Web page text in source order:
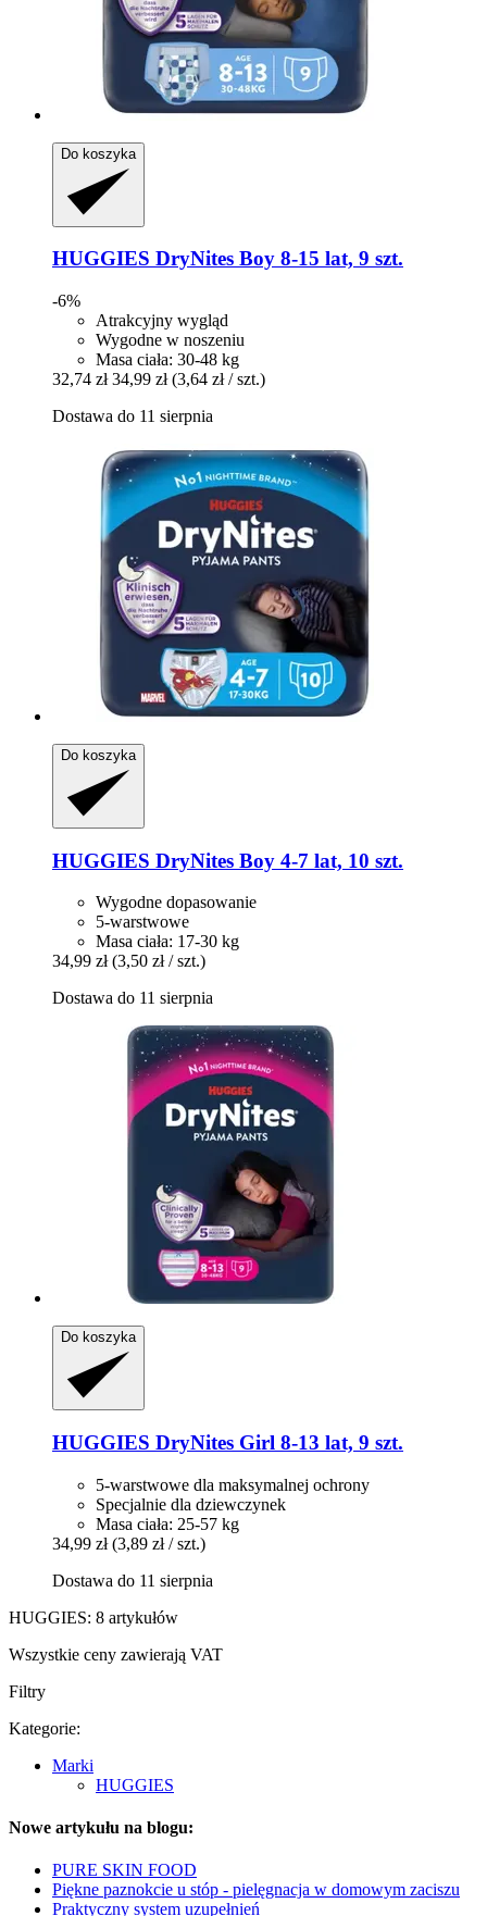
Do koszyka
HUGGIES DryNites Boy 8-​15 lat, 9 szt.
-6%
Atrakcyjny wygląd
Wygodne w noszeniu
Masa ciała: 30-48 kg
32,74 zł 34,99 zł (3,64 zł / szt.)
Dostawa do 11 sierpnia
Do koszyka
HUGGIES DryNites Boy 4-​7 lat, 10 szt.
Wygodne dopasowanie
5-warstwowe
Masa ciała: 17-30 kg
34,99 zł (3,50 zł / szt.)
Dostawa do 11 sierpnia
Do koszyka
HUGGIES DryNites Girl 8-​13 lat, 9 szt.
5-warstwowe dla maksymalnej ochrony
Specjalnie dla dziewczynek
Masa ciała: 25-57 kg
34,99 zł (3,89 zł / szt.)
Dostawa do 11 sierpnia
HUGGIES: 8 artykułów
Wszystkie ceny zawierają VAT
Filtry
Kategorie:
Marki
HUGGIES
Nowe artykułu na blogu:
PURE SKIN FOOD
Piękne paznokcie u stóp - pielęgnacja w domowym zaciszu
Praktyczny system uzupełnień